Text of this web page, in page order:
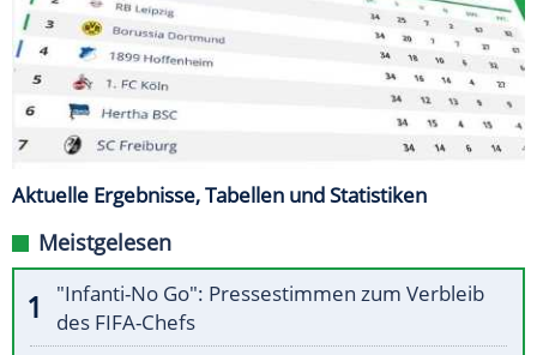
Aktuelle Ergebnisse, Tabellen und Statistiken
Meistgelesen
"Infanti-No Go": Pressestimmen zum Verbleib
des FIFA-Chefs